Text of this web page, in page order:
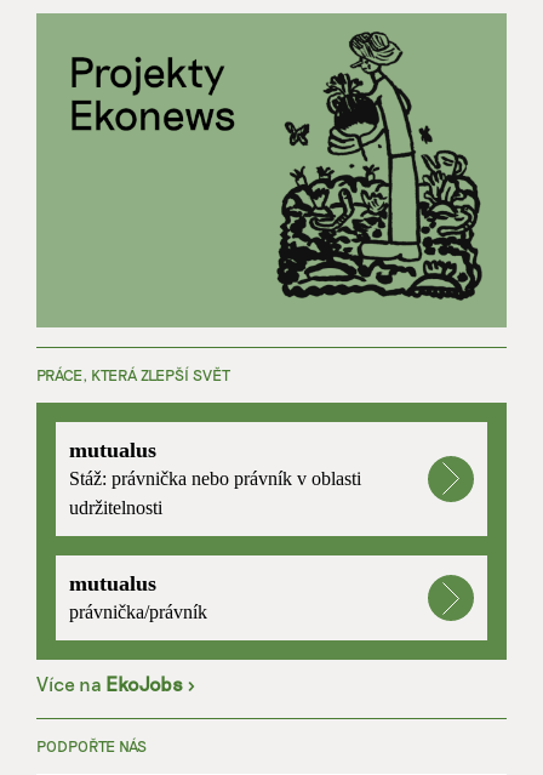
PRÁCE, KTERÁ ZLEPŠÍ SVĚT
mutualus
Stáž: právnička nebo právník v oblasti
udržitelnosti
mutualus
právnička/právník
Více na EkoJobs >
PODPOŘTE NÁS